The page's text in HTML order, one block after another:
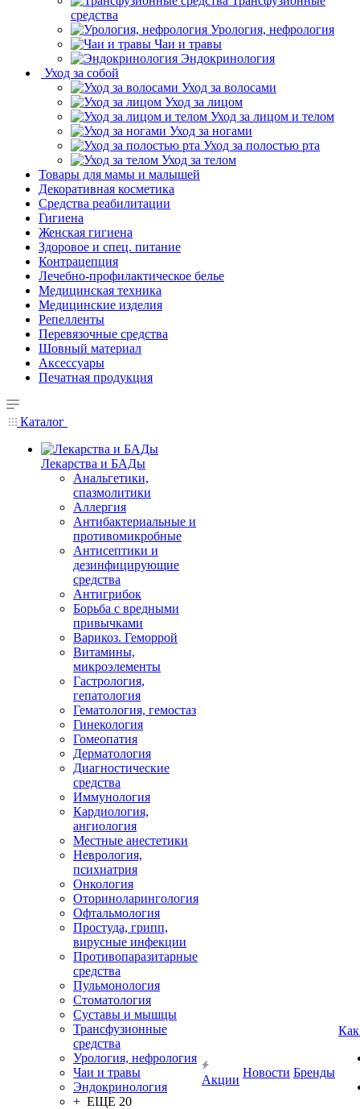
средства
Урология, нефрология
Чаи и травы
Эндокринология
Уход за собой
Уход за волосами
Уход за лицом
Уход за лицом и телом
Уход за ногами
Уход за полостью рта
Уход за телом
Товары для мамы и малышей
Декоративная косметика
Средства реабилитации
Гигиена
Женская гигиена
Здоровое и спец. питание
Контрацепция
Лечебно-профилактическое белье
Медицинская техника
Медицинские изделия
Репелленты
Перевязочные средства
Шовный материал
Аксессуары
Печатная продукция
Каталог
Лекарства и БАДы
Анальгетики,
спазмолитики
Аллергия
Антибактериальные и
противомикробные
Антисептики и
дезинфицирующие
средства
Антигрибок
Борьба с вредными
привычками
Варикоз. Геморрой
Витамины,
микроэлементы
Гастрология,
гепатология
Гематология, гемостаз
Гинекология
Гомеопатия
Дерматология
Диагностические
средства
Иммунология
Кардиология,
ангиология
Местные анестетики
Неврология,
психиатрия
Онкология
Оториноларингология
Офтальмология
Простуда, грипп,
вирусные инфекции
Противопаразитарные
средства
Пульмонология
Стоматология
Суставы и мышцы
Трансфузионные
средства
Урология, нефрология
Чаи и травы
Эндокринология
+ ЕЩЕ 20
Акции
Новости Бренды